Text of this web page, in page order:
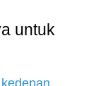
untuk